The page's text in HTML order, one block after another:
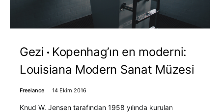
Gezi
Kopenhag’ın en moderni:
Louisiana Modern Sanat Müzesi
Freelance 14 Ekim 2016
Knud W. Jensen tarafından 1958 yılında kurulan